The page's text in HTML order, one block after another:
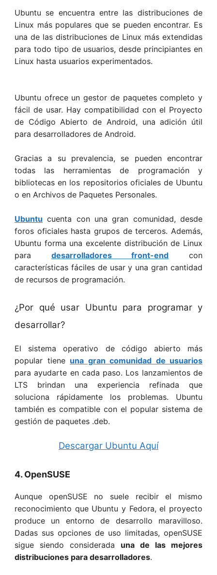
Ubuntu se encuentra entre las distribuciones de
Linux más populares que se pueden encontrar. Es
una de las distribuciones de Linux más extendidas
para todo tipo de usuarios, desde principiantes en
Linux hasta usuarios experimentados.
Ubuntu ofrece un gestor de paquetes completo y
fácil de usar. Hay compatibilidad con el Proyecto
de Código Abierto de Android, una adición útil
para desarrolladores de Android.
Gracias a su prevalencia, se pueden encontrar
todas las herramientas de programación y
bibliotecas en los repositorios oficiales de Ubuntu
o en Archivos de Paquetes Personales.
Ubuntu cuenta con una gran comunidad, desde
foros oficiales hasta grupos de terceros. Además,
Ubuntu forma una excelente distribución de Linux
para desarrolladores front-end con
características fáciles de usar y una gran cantidad
de recursos de programación.
¿Por qué usar Ubuntu para programar y
desarrollar?
El sistema operativo de código abierto más
popular tiene una gran comunidad de usuarios
para ayudarte en cada paso. Los lanzamientos de
LTS brindan una experiencia refinada que
soluciona rápidamente los problemas. Ubuntu
también es compatible con el popular sistema de
gestión de paquetes .deb.
Descargar Ubuntu Aquí
4. OpenSUSE
Aunque openSUSE no suele recibir el mismo
reconocimiento que Ubuntu y Fedora, el proyecto
produce un entorno de desarrollo maravilloso.
Dadas sus opciones de uso limitadas, openSUSE
sigue siendo considerada una de las mejores
distribuciones para desarrolladores.